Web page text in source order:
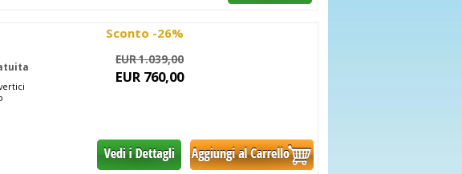
Sconto -26%
EUR 1.039,00
EUR 760,00